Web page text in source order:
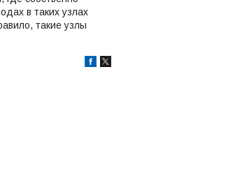
в таких узлах
такие узлы